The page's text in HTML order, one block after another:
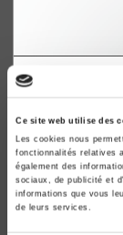
Ce site web utilise des
Les cookies nous
fonctionnalités relatives
également des
sociaux, de publicité et
informations que vous
de leurs services.
L'Autre
Bertrand Badie,